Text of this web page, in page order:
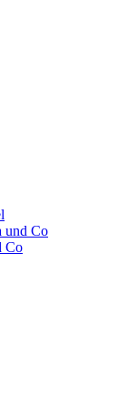
und Co
Co